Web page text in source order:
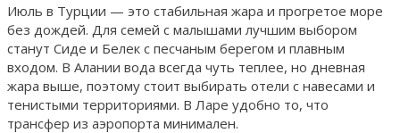
Июль в Турции — это стабильная жара и прогретое море
без дождей. Для семей с малышами лучшим выбором
станут Сиде и Белек с песчаным берегом и плавным
входом. В Алании вода всегда чуть теплее, но дневная
жара выше, поэтому стоит выбирать отели с навесами и
тенистыми территориями. В Ларе удобно то, что
трансфер из аэропорта минимален.